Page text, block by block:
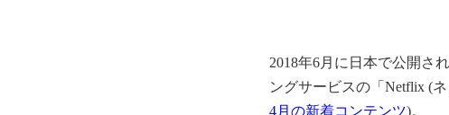
2018年6月に日本で公開さ
ングサービスの「Netflix (
4月の新着コンテンツ)。